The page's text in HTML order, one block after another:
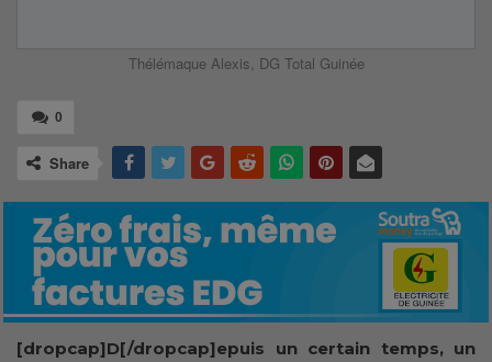
Thélémaque Alexis, DG Total Guinée
0
Share
[dropcap]D[/dropcap]epuis un certain temps, un